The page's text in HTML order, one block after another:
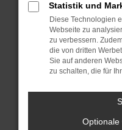
anderen
Fenster?
Starte dein
Das kann
Stelle sicher,
Statistik und
Diese Technologien
Webseite zu
zu verbessern.
die von dritten
Sie auf anderen
zu schalten, die für
Optionale